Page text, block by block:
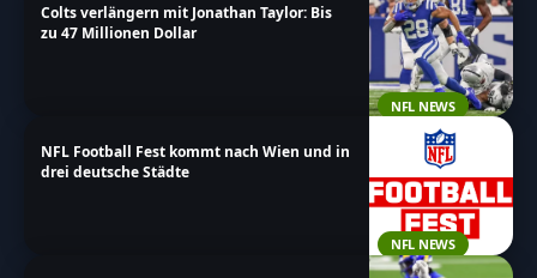
NFL NEWS
Colts verlängern mit Jonathan Taylor: Bis
zu 47 Millionen Dollar
NFL NEWS
NFL Football Fest kommt nach Wien und in
drei deutsche Städte